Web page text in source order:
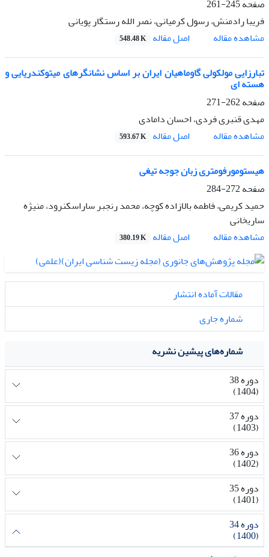
صفحه245-261
فریبا رادمنش، رسول کرمیانی، نصر الله رستگار پویانی
مشاهده مقاله
اصل مقاله 548.48 K
تبارزایی مولکولی گاوماهیان ایران بر اساس نشانگرهای میتوکندریایی و
هسته ای
صفحه262-271
مهدی قنبری فردی، احسان دامادی
مشاهده مقاله
اصل مقاله 593.67 K
هیستومورفومتری زبان جوجه تیغی
صفحه272-284
حمید کریمی، فاطمه بالازاده کوچه، محمد رنجبر ساراسکنرود، منیژه
ساریخانی
مشاهده مقاله
اصل مقاله 380.19 K
مقالات آماده انتشار
شماره جاری
شماره‌های پیشین نشریه
دوره 38
(1404)
دوره 37
(1403)
دوره 36
(1402)
دوره 35
(1401)
دوره 34
(1400)